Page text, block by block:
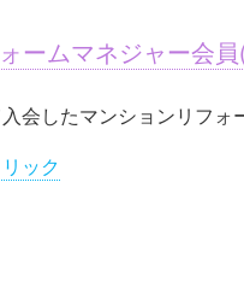
ームマネジャー会員
会したマンションリフォ
ック